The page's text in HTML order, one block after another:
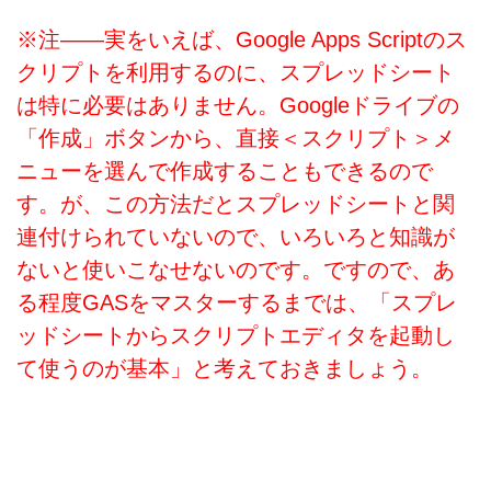
※注――実をいえば、Google Apps Scriptのス
クリプトを利用するのに、スプレッドシート
は特に必要はありません。Googleドライブの
「作成」ボタンから、直接＜スクリプト＞メ
ニューを選んで作成することもできるので
す。が、この方法だとスプレッドシートと関
連付けられていないので、いろいろと知識が
ないと使いこなせないのです。ですので、あ
る程度GASをマスターするまでは、「スプレ
ッドシートからスクリプトエディタを起動し
て使うのが基本」と考えておきましょう。